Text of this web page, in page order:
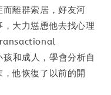
離群索居，好友河
大力慫恿他去找心理
和成人，學會分析自
他恢復了以前的開